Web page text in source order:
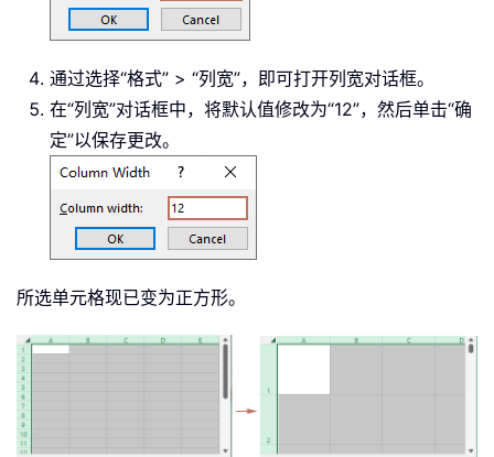
通过选择“格式” > “列宽”，即可打开列宽对话框。
在“列宽”对话框中，将默认值修改为“12”，然后单击“确
定”以保存更改。
所选单元格现已变为正方形。